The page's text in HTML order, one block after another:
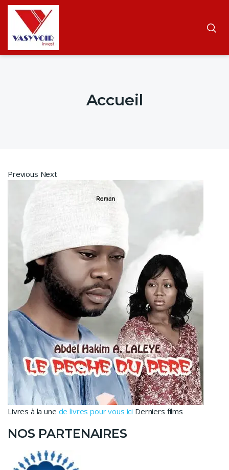
Accueil
Previous Next
Livres à la une de livres pour vous ici Derniers films
NOS PARTENAIRES